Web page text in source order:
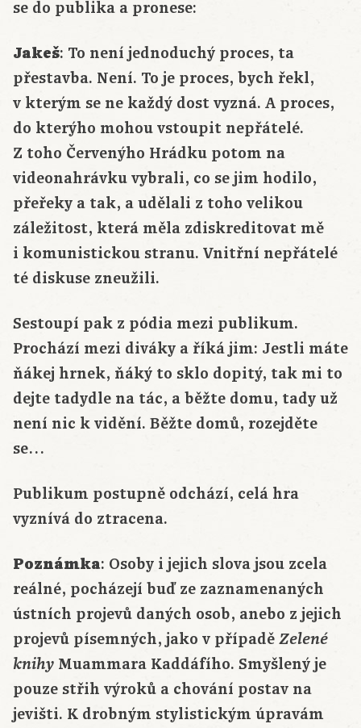
se do publika a pronese:
Jakeš: To není jednoduchý proces, ta
přestavba. Není. To je proces, bych řekl,
v kterým se ne každý dost vyzná. A proces,
do kterýho mohou vstoupit nepřátelé.
Z toho Červenýho Hrádku potom na
videonahrávku vybrali, co se jim hodilo,
přeřeky a tak, a udělali z toho velikou
záležitost, která měla zdiskreditovat mě
i komunistickou stranu. Vnitřní nepřátelé
té diskuse zneužili.
Sestoupí pak z pódia mezi publikum.
Prochází mezi diváky a říká jim: Jestli máte
ňákej hrnek, ňáký to sklo dopitý, tak mi to
dejte tadydle na tác, a běžte domu, tady už
není nic k vidění. Běžte domů, rozejděte
se…
Publikum postupně odchází, celá hra
vyznívá do ztracena.
Poznámka: Osoby i jejich slova jsou zcela
reálné, pocházejí buď ze zaznamenaných
ústních projevů daných osob, anebo z jejich
projevů písemných, jako v případě Zelené
knihy Muammara Kaddáfího. Smyšlený je
pouze střih výroků a chování postav na
jevišti. K drobným stylistickým úpravám